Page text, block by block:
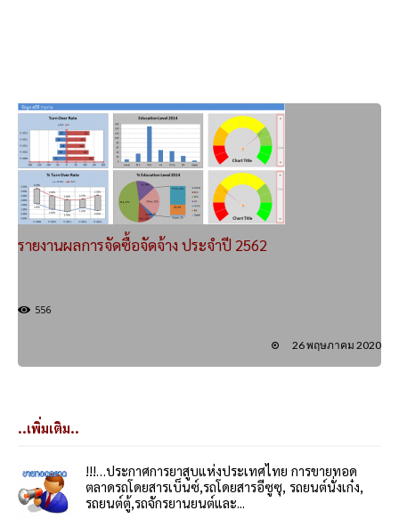
รายงานผลการจัดซื้อจัดจ้าง ประจำปี 2562
556
26 พฤษภาคม 2020
..เพิ่มเติม..
!!!…ประกาศการยาสูบแห่งประเทศไทย การขายทอด
ตลาดรถโดยสารเบ็นซ์,รถโดยสารอีซูซุ, รถยนต์นั่งเก๋ง,
รถยนต์ตู้,รถจักรยานยนต์และ...